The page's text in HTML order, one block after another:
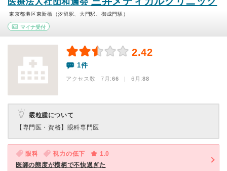
東京都港区東新橋（汐留駅、大門駅、御成門駅）
マイナ受付
2.42
1件
アクセス数 7月:66 | 6月:88
霰粒腫について
【専門医・資格】 眼科専門医
眼科 視力の低下
1.0
医師の態度が横柄で不快過ぎた